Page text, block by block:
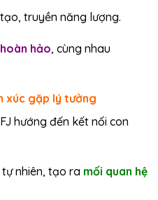
truyền năng lượng.
hảo, cùng nhau
xúc gặp lý tưởng
hướng đến kết nối con
nhiên, tạo ra mối quan hệ